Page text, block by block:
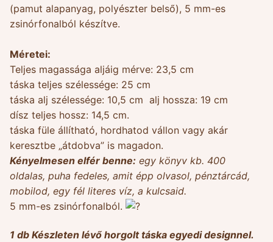
(pamut alapanyag, polyészter belső), 5 mm-es
zsinórfonalból készítve.
Méretei:
Teljes magassága aljáig mérve: 23,5 cm
táska teljes szélessége: 25 cm
táska alj szélessége: 10,5 cm alj hossza: 19 cm
dísz teljes hossz: 14,5 cm.
táska füle állítható, hordhatod vállon vagy akár
keresztbe „átdobva” is magadon.
Kényelmesen elfér benne: egy könyv kb. 400
oldalas, puha fedeles, amit épp olvasol, pénztárcád,
mobilod, egy fél literes víz, a kulcsaid.
5 mm-es zsinórfonalból.
1 db Készleten lévő horgolt táska egyedi designnel.